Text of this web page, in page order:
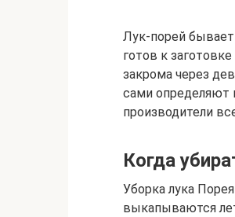
Лук-порей бывает
готов к
закрома через
сами определяют
производители
Когда
Уборка лука
выкапываются